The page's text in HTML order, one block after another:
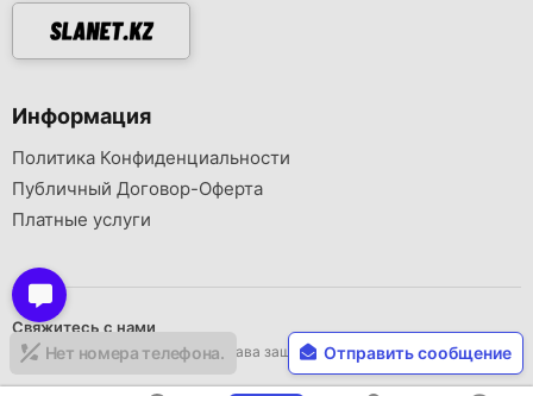
Нет номера телефона. Отправить сообщение
Информация
Политика Конфиденциальности
Публичный Договор-Оферта
Платные услуги
Свяжитесь с нами
Авторское право © 2026 Все права защищены..